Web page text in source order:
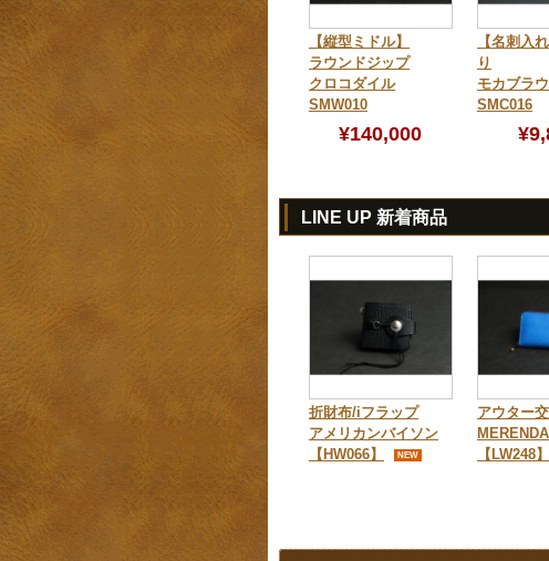
【縦型ミドル】
ラウンドジップ
クロコダイル
SMW010
¥140,000
【名刺入
り
モカブラ
SMC016
LINE UP 新着商品
折財布/iフラップ
アメリカンバイソン
【HW066】
NEW
アウター
MERENDA
【LW248】